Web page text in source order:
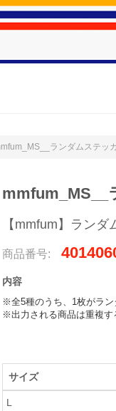
ランダムステッ
mmfum_MS__
【mmfum】ランダ
商品番号:
内容
※全5種のうち、1枚がラン
※出力される商品は重複す
サイズ
L